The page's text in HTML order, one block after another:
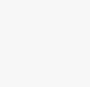
nous